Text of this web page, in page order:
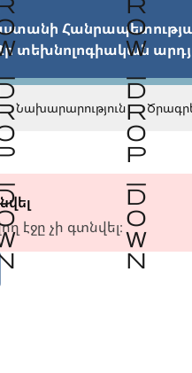
տեխնոլոգիական
Նախարարություն
էջը չի գտնվել։